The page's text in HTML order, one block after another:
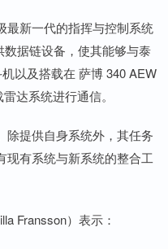
最新一代的指挥与控制系统
据链设备，使其能够与泰
以及搭载在 萨博 340 AEW
达系统进行通信。
除提供自身系统外，其任务
现有系统与新系统的整合工
Fransson）表示：